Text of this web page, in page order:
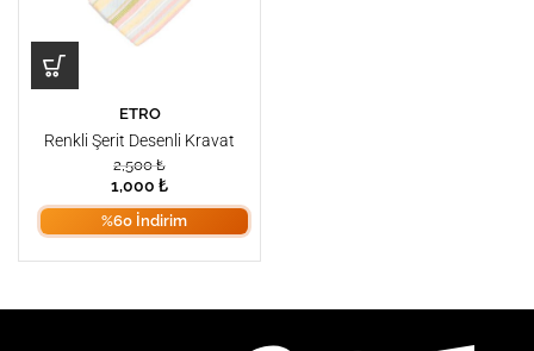
ETRO
Renkli Şerit Desenli Kravat
2,500₺
1,000 ₺
%60 İndirim